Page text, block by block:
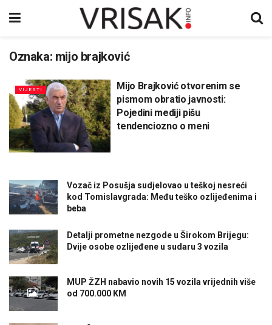
Oznaka: mijo brajković
VIJESTI
Mijo Brajković otvorenim se
pismom obratio javnosti:
Pojedini mediji pišu
tendenciozno o meni
Vozač iz Posušja sudjelovao u teškoj nesreći
kod Tomislavgrada: Među teško ozlijeđenima i
beba
Detalji prometne nezgode u Širokom Brijegu:
Dvije osobe ozlijeđene u sudaru 3 vozila
MUP ŽZH nabavio novih 15 vozila vrijednih više
od 700.000 KM